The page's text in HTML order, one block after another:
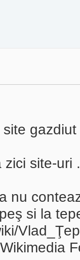
zici site-uri
nu
si la